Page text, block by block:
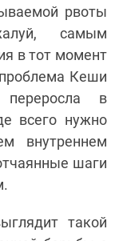
рвоты
самым
в тот момент
Кеши
в
всего нужно
внутреннем
шаги
такой